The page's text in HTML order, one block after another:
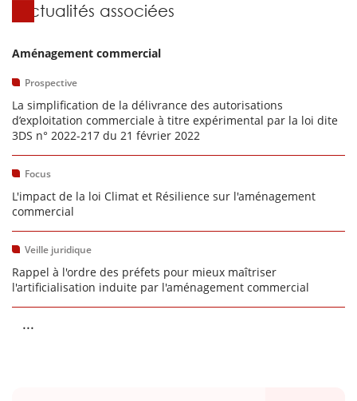
Actualités associées
Aménagement commercial
Prospective
La simplification de la délivrance des autorisations
d’exploitation commerciale à titre expérimental par la loi dite
3DS n° 2022-217 du 21 février 2022
Focus
L'impact de la loi Climat et Résilience sur l'aménagement
commercial
Veille juridique
Rappel à l'ordre des préfets pour mieux maîtriser
l'artificialisation induite par l'aménagement commercial
...